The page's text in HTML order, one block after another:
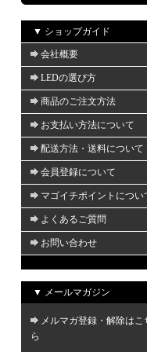
▼ ショップガイド
会社概要
LEDの選び方
商品のご注文方法
お支払い方法について
配送方法・送料について
会員登録について
マゴイチポイントについ
よくあるご質問
お問い合わせ
▼ メールマガジン
メルマガ登録・解除はこ
ら